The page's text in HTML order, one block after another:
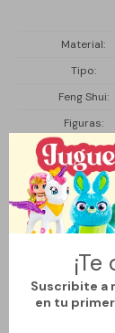
Suscribite a
en tu
Material
Tipo
Feng Shui
Figuras
✨ Atrapasoles ✨
Pequeños